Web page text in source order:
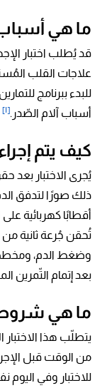
ما هي
قد يُطلب اختبار
علاجات القلب
للبدء ببرنامج
أسباب آلام الصّدر.[١]
كيف يتم
يُجرى الاختبار بعد
ذلك صورًا لتدفق
أقطابًا كهربائية
تُحقن جُرعة ثانية
وضغط الدم،
بعد إتمام التّمرين
ما هي شروط
يتطلّب هذا الاختبار
من الوقت قبل
للاختبار وفي